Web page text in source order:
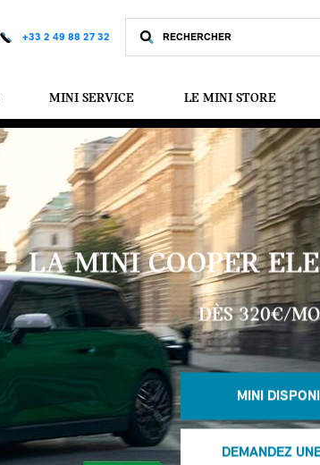
+33 2 49 88 27 32
MINI SERVICE LE MINI STORE
LA MINI COOPER
DÈS 320€/
MINI
DEMANDEZ